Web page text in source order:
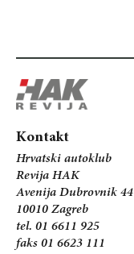
Kontakt
Hrvatski autoklub
Revija HAK
Avenija Dubrovnik 44
10010 Zagreb
tel. 01 6611 925
faks 01 6623 111